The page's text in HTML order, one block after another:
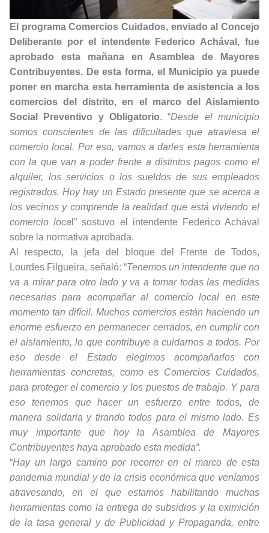
El programa Comercios Cuidados, enviado al Concejo
Deliberante por el intendente Federico Achával, fue
aprobado esta mañana en Asamblea de Mayores
Contribuyentes. De esta forma, el Municipio ya puede
poner en marcha esta herramienta de asistencia a los
comercios del distrito, en el marco del Aislamiento
Social Preventivo y Obligatorio. “Desde el municipio
somos conscientes de las dificultades que atraviesa el
comercio local. Por eso, vamos a darles esta herramienta
con la que van a poder frente a distintos pagos como el
alquiler, los servicios o los sueldos de sus empleados
registrados. Hoy hay un Estado presente que se acerca a
los vecinos y comprende la realidad que está viviendo el
comercio loca l” sostuvo el intendente Federico Achával
sobre la normativa aprobada.
Al respecto, la jefa del bloque del Frente de Todos,
Lourdes Filgueira, señaló: “Tenemos un intendente que no
va a mirar para otro lado y va a tomar todas las medidas
necesarias para acompañar al comercio local en este
momento tan difícil. Muchos comercios están haciendo un
enorme esfuerzo en permanecer cerrados, en cumplir con
el aislamiento, lo que contribuye a cuidarnos a todos. Por
eso desde el Estado elegimos acompañarlos con
herramientas concretas, como es Comercios Cuidados,
para proteger el comercio y los puestos de trabajo. Y para
eso tenemos que hacer un esfuerzo entre todos, de
manera solidaria y tirando todos para el mismo lado. Es
muy importante que hoy la Asamblea de Mayores
Contribuyentes haya aprobado esta medida”.
“Hay un largo camino por recorrer en el marco de esta
pandemia mundial y de la crisis económica que veníamos
atravesando, en el que estamos habilitando muchas
herramientas como la entrega de subsidios y la eximición
de la tasa general y de Publicidad y Propaganda, entre